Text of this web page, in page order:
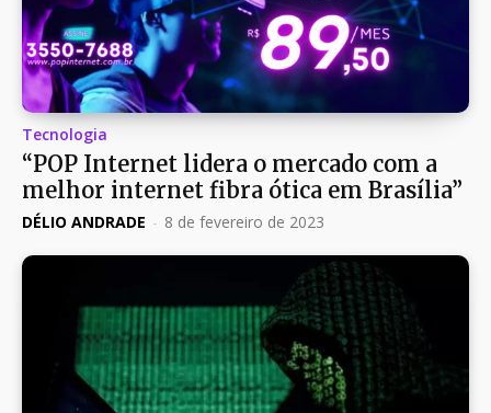
Tecnologia
“POP Internet lidera o mercado com a
melhor internet fibra ótica em Brasília”
DÉLIO ANDRADE - 8 de fevereiro de 2023